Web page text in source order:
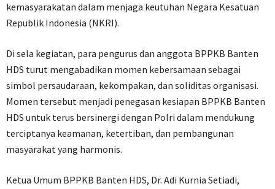
kemasyarakatan dalam menjaga keutuhan Negara Kesatuan
Republik Indonesia (NKRI).
Di sela kegiatan, para pengurus dan anggota BPPKB Banten
HDS turut mengabadikan momen kebersamaan sebagai
simbol persaudaraan, kekompakan, dan soliditas organisasi.
Momen tersebut menjadi penegasan kesiapan BPPKB Banten
HDS untuk terus bersinergi dengan Polri dalam mendukung
terciptanya keamanan, ketertiban, dan pembangunan
masyarakat yang harmonis.
Ketua Umum BPPKB Banten HDS, Dr. Adi Kurnia Setiadi,